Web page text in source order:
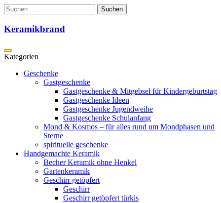
Zum
Inhalt
springen
Suchen
nach:
Keramikbrand
Geschenke
Gastgeschenke
Gastgeschenke & Mitgebsel für Kindergeburtstag
Gastgeschenke Ideen
Gastgeschenke Jugendweihe
Gastgeschenke Schulanfang
Mond & Kosmos – für alles rund um Mondphasen und
Sterne
spirituelle geschenke
Handgemachte Keramik
Becher Keramik ohne Henkel
Gartenkeramik
Geschirr getöpfert
Geschirr
Geschirr getöpfert türkis